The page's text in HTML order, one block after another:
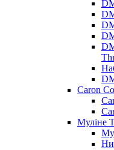
Caron
Муліне